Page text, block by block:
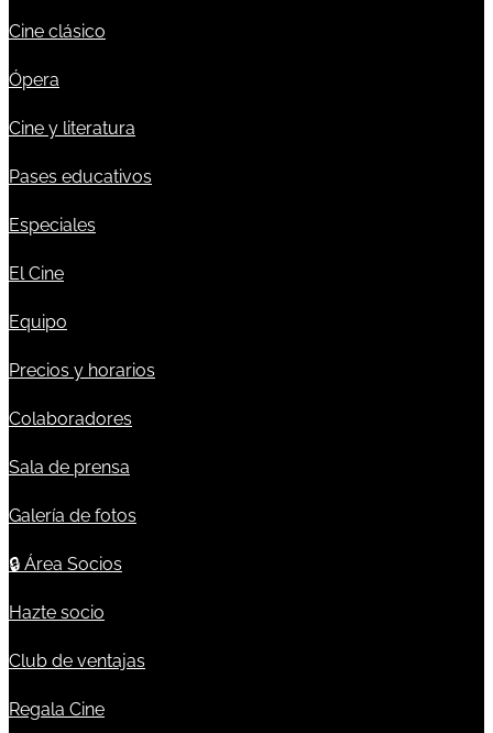
Cine clásico
Ópera
Cine y literatura
Pases educativos
Especiales
El Cine
Equipo
Precios y horarios
Colaboradores
Sala de prensa
Galería de fotos
🔒 Área Socios
Hazte socio
Club de ventajas
Regala Cine